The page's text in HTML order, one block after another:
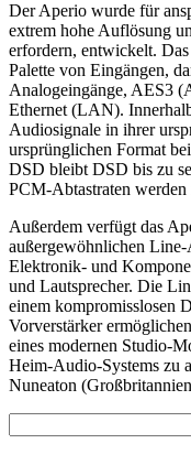
Der Aperio wurde für
extrem hohe Auflösung
erfordern, entwickelt.
Palette von Eingängen,
Analogeingänge, AES3
Ethernet (LAN).
Audiosignale in ihrer
ursprünglichen Format
DSD bleibt DSD bis zu
PCM-Abtastraten
Außerdem verfügt das
außergewöhnlichen Line-
Elektronik- und
und Lautsprecher. Die
einem kompromisslosen
Vorverstärker
eines modernen Studio-
Heim-Audio-Systems zu
Nuneaton